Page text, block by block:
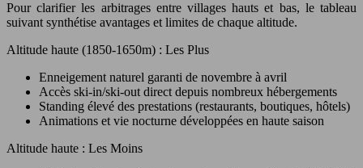
Pour clarifier les arbitrages entre villages hauts et bas, le tableau
suivant synthétise avantages et limites de chaque altitude.
Altitude haute (1850-1650m) : Les Plus
Enneigement naturel garanti de novembre à avril
Accès ski-in/ski-out direct depuis nombreux hébergements
Standing élevé des prestations (restaurants, boutiques, hôtels)
Animations et vie nocturne développées en haute saison
Altitude haute : Les Moins